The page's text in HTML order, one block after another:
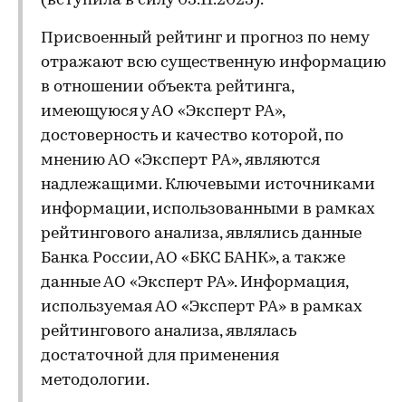
Присвоенный рейтинг и прогноз по нему
отражают всю существенную информацию
в отношении объекта рейтинга,
имеющуюся у АО «Эксперт РА»,
достоверность и качество которой, по
мнению АО «Эксперт РА», являются
надлежащими. Ключевыми источниками
информации, использованными в рамках
рейтингового анализа, являлись данные
Банка России, АО «БКС БАНК», а также
данные АО «Эксперт РА». Информация,
используемая АО «Эксперт РА» в рамках
рейтингового анализа, являлась
достаточной для применения
методологии.